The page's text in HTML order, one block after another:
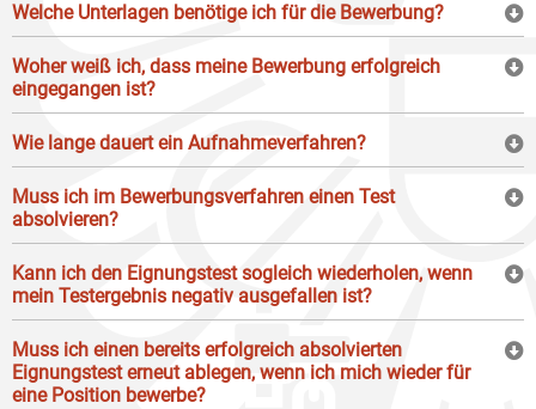
Welche Unterlagen benötige ich für die Bewerbung?
Woher weiß ich, dass meine Bewerbung erfolgreich
eingegangen ist?
Wie lange dauert ein Aufnahmeverfahren?
Muss ich im Bewerbungsverfahren einen Test
absolvieren?
Kann ich den Eignungstest sogleich wiederholen, wenn
mein Testergebnis negativ ausgefallen ist?
Muss ich einen bereits erfolgreich absolvierten
Eignungstest erneut ablegen, wenn ich mich wieder für
eine Position bewerbe?